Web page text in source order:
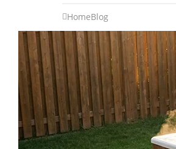
HomeBlog